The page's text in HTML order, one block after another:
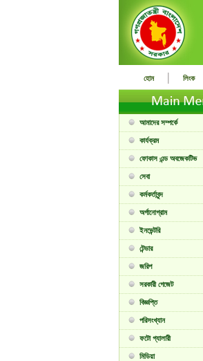
হোম | লিংক
আমাদের সম্পর্কে
কার্যক্রম
ফোকাস এন্ড অবজেকটিভ
সেবা
কর্মকর্তাবৃন্দ
অর্গানোগ্রাম
ইনভেন্টরি
টেন্ডার
জরিপ
সরকারী গেজেট
বিজ্ঞপ্তি
পরিসংখ্যান
ফটো গ্যালারী
মিডিয়া